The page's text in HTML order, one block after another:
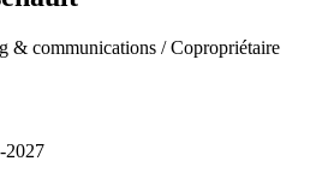
& communications / Copropriétaire
2027